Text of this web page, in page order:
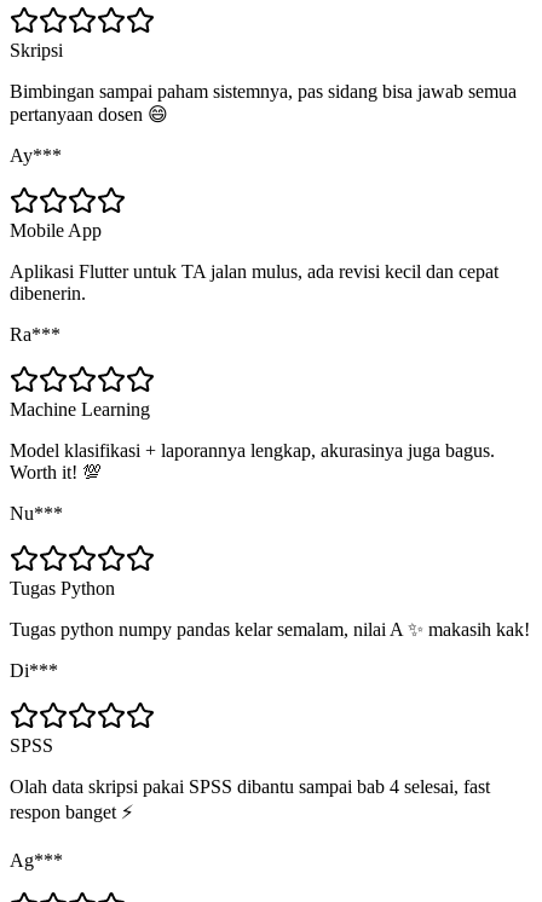
Skripsi
Bimbingan sampai paham sistemnya, pas sidang bisa jawab semua
pertanyaan dosen 😄
Ay***
Mobile App
Aplikasi Flutter untuk TA jalan mulus, ada revisi kecil dan cepat
dibenerin.
Ra***
Machine Learning
Model klasifikasi + laporannya lengkap, akurasinya juga bagus.
Worth it! 💯
Nu***
Tugas Python
Tugas python numpy pandas kelar semalam, nilai A ✨ makasih kak!
Di***
SPSS
Olah data skripsi pakai SPSS dibantu sampai bab 4 selesai, fast
respon banget ⚡
Ag***